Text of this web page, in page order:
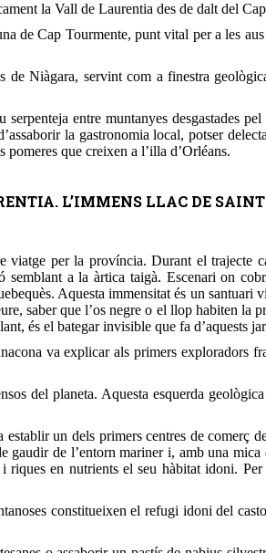
la Vall de Laurentia des de dalt del
de Cap Tourmente, punt vital per a les
de Niàgara, servint com a finestra
entre muntanyes desgastades
la gastronomia local, potser
que creixen a l’illa d’Orléans.
L’IMMENS LLAC DE
per la província. Durant el trajecte
a la àrtica taigà. Escenari on
Aquesta immensitat és un santuari
saber que l’os negre o el llop habiten la
és el bategar invisible que fa d’aquests
va explicar als primers exploradors
del planeta. Aquesta esquerda
un dels primers centres de comerç
de l’entorn mariner i, amb una
en nutrients el seu hàbitat idoni.
constitueixen el refugi idoni del